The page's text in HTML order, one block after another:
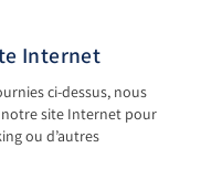
Internet
ci-dessus, nous
site Internet pour
ou d’autres